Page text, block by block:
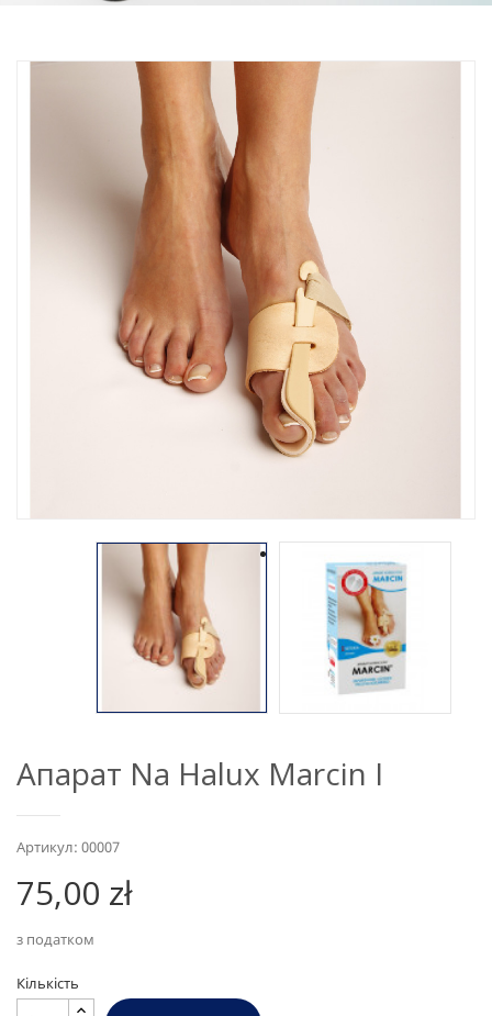
Апарат Na Halux Marcin I
Артикул: 00007
75,00 zł
з податком
Кількість